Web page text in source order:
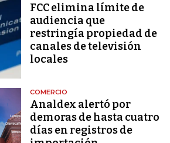
FCC elimina límite de
audiencia que
restringía propiedad de
canales de televisión
locales
COMERCIO
Analdex alertó por
demoras de hasta cuatro
días en registros de